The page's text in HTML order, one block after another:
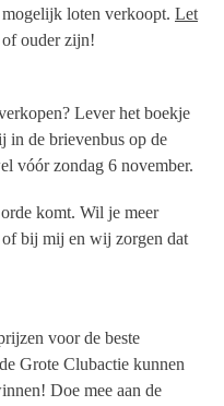
loten verkoopt. Let
ouder zijn!
Lever het boekje
in de brievenbus op de
vóór zondag 6 november.
komt. Wil je meer
bij mij en wij zorgen dat
voor de beste
Grote Clubactie kunnen
Doe mee aan de